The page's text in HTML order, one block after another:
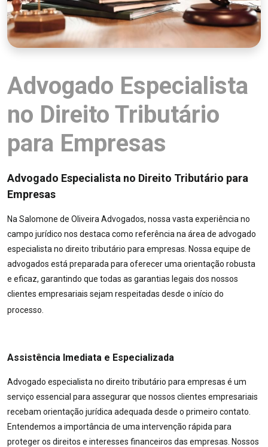
Advogado Especialista
no Direito Tributário
para Empresas
Advogado Especialista no Direito Tributário para
Empresas
Na Salomone de Oliveira Advogados, nossa vasta experiência no
campo jurídico nos destaca como referência na área de advogado
especialista no direito tributário para empresas. Nossa equipe de
advogados está preparada para oferecer uma orientação robusta
e eficaz, garantindo que todas as garantias legais dos nossos
clientes empresariais sejam respeitadas desde o início do
processo.
Assistência Imediata e Especializada
Advogado especialista no direito tributário para empresas é um
serviço essencial para assegurar que nossos clientes empresariais
recebam orientação jurídica adequada desde o primeiro contato.
Entendemos a importância de uma intervenção rápida para
proteger os direitos e interesses financeiros das empresas. Nossos